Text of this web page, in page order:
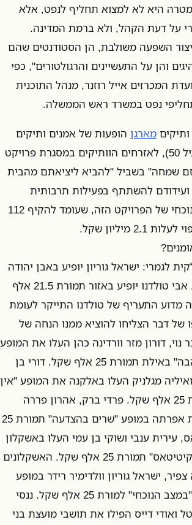
היא לא למצוא תחליף לנפט, אלא
על דעת הקהל, ולא ברמת המדינה.
השפעה משולבת, הן הסטודנטים שהם
והן על התעשיינים והרגולטורים", כפי
המכרזים אייל רוזנר, מנהל התוכנית
נפט במשרד ראש הממשלה.
מארגן הופעות של אמנים ותיקים
(כאלה שעברו את גיל 50), לאזרחים הוותיקים במסגרת פרויקט
שמחה" בשביל "להביא ליציאתם מהבית
להשתתף בפעילות תרבותית
חברתית". השלב הנוכחי של הפרויקט הזה, שעומד להקיף 112
מיליון שקל.
לגמרי: ישראל גוריון יופיע באבן יהודה
תמורת 9,440 שקל. אבי טולדנו יופיע באזור תמורת 21.5 אלף
התעריף של טולדנו התייקר לעומת
של דבר הצליחו להוציא ממנו הנחה של
בר נוי, דורון מזר וורדינה כהן העלו את המופע
"מספרים ושרים אהבה" באילת תמורת 25 אלף שקל. דורי בן
מגלניק העלו באלקנה את המופע "אין
עליך אחותי" תמורת 25 אלף שקל. פרדי ברק, אהרון פררה
ורוחמה רז כבשו את אפרתה במופע "שרים בהצדעה" תמורת 25
עירית ענבי ושוקי בן עמי העלו באשקלון
את המופע "דוס צ'יקיטיטאס" תמורת 25 אלף שקל. האשקלונים
ישראל גוריון וולדימיר רידר במופע
בעל השם המעודד "במצב הנוכחי" למורת 25 אלף שקל. ננסי
ואודי דייס הפילו את תושבי מועצת בני